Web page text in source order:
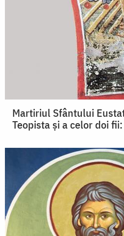
Martiriul Sfântului
Teopista și a celor doi